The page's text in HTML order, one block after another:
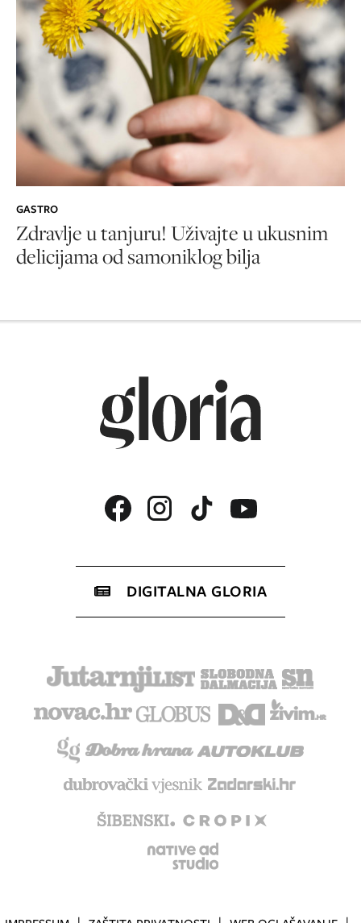
GASTRO
Zdravlje u tanjuru! Uživajte u ukusnim
delicijama od samoniklog bilja
DIGITALNA GLORIA